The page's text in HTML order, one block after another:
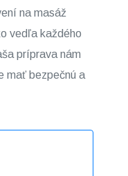
na masáž
vedľa každého
príprava nám
mať bezpečnú a